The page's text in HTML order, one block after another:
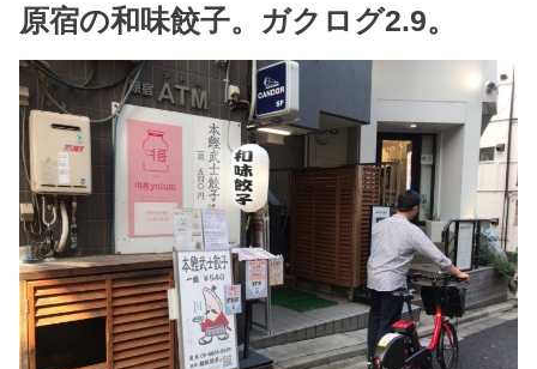
原宿の和味餃子。ガクログ2.9。